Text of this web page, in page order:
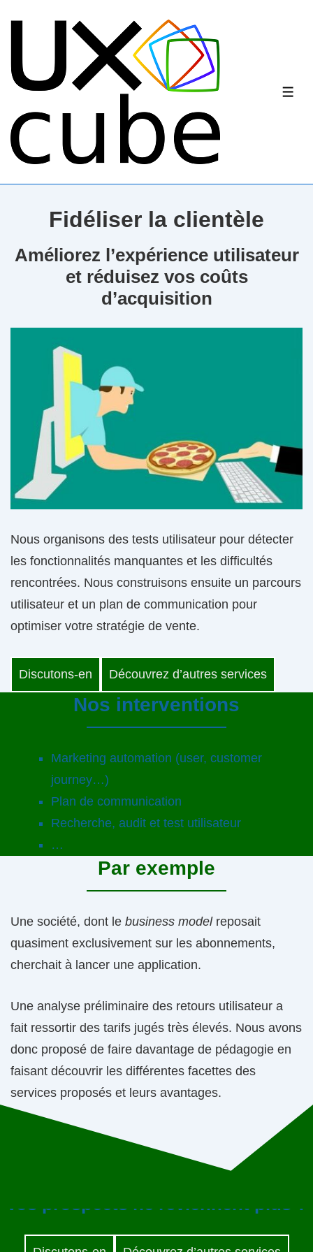
contenu
Fidéliser la clientèle
Améliorez l’expérience utilisateur
et réduisez vos coûts
d’acquisition
Nous organisons des tests utilisateur pour détecter
les fonctionnalités manquantes et les difficultés
rencontrées. Nous construisons ensuite un parcours
utilisateur et un plan de communication pour
optimiser votre stratégie de vente.
Discutons-en Découvrez d’autres services
Nos interventions
Marketing automation (user, customer
journey…)
Plan de communication
Recherche, audit et test utilisateur
…
Par exemple
Une société, dont le business modelreposait
quasiment exclusivement sur les abonnements,
cherchait à lancer une application.
Une analyse préliminaire des retours utilisateur a
fait ressortir des tarifs jugés très élevés. Nous avons
donc proposé de faire davantage de pédagogie en
faisant découvrir les différentes facettes des
services proposés et leurs avantages.
Vos prospects ne reviennent plus ?